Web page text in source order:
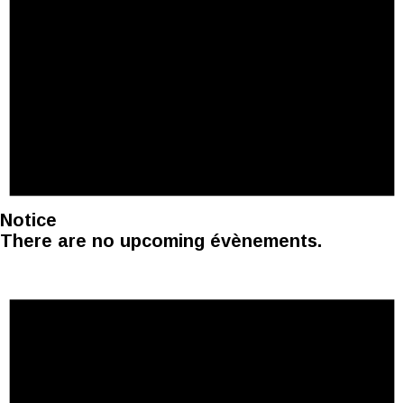
Notice
There are no upcoming évènements.